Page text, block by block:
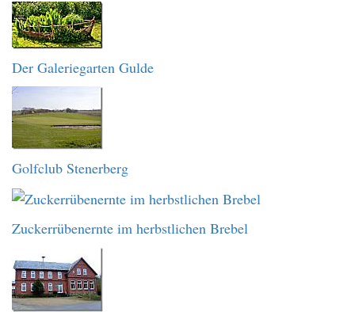
Der Galeriegarten Gulde
Golfclub Stenerberg
Zuckerrübenernte im herbstlichen Brebel